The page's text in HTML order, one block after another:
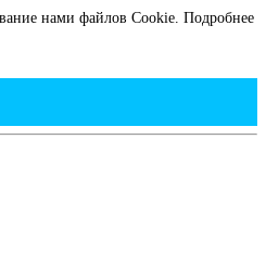
нами файлов Cookie. Подробнее